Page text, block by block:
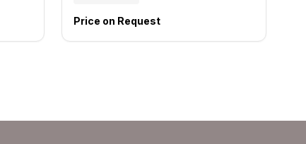
Price on Request